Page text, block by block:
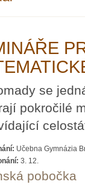
se
pokročilé
Učebna Gymnázia
3. 12.
pobočka